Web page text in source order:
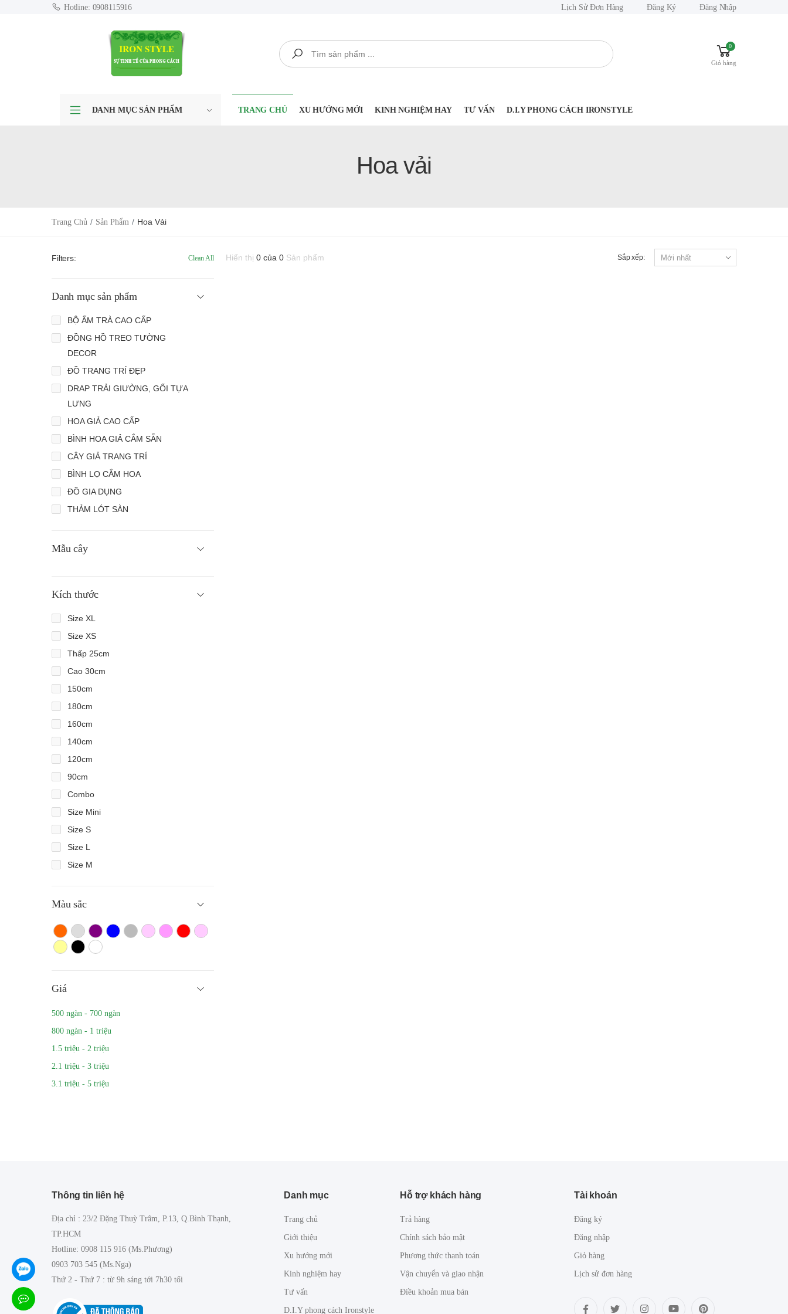
Hotline: 0908115916 Lịch Sử Đơn Hàng Đăng Ký Đăng Nhập
Tìm kiếm 0
Giỏ hàng
DANH MỤC SẢN PHẨM TRANG CHỦ XU HƯỚNG MỚI KINH NGHIỆM HAY TƯ VẤN D.I.Y PHONG CÁCH IRONSTYLE
Hoa vải
Trang Chủ Sản Phẩm Hoa Vải
Hiển thị 0 của 0 Sản phẩm Sắp xếp:
Filters: Clean All
Danh mục sản phẩm
BỘ ẤM TRÀ CAO CẤP
ĐỒNG HỒ TREO TƯỜNG
DECOR
ĐỒ TRANG TRÍ ĐẸP
DRAP TRẢI GIƯỜNG, GỐI TỰA
LƯNG
HOA GIẢ CAO CẤP
BÌNH HOA GIẢ CẮM SẴN
CÂY GIẢ TRANG TRÍ
BÌNH LỌ CẮM HOA
ĐỒ GIA DỤNG
THẢM LÓT SÀN
Mẫu cây
Kích thước
Size XL
Size XS
Thấp 25cm
Cao 30cm
150cm
180cm
160cm
140cm
120cm
90cm
Combo
Size Mini
Size S
Size L
Size M
Màu sắc
Màu camTrắng màu
Tím XanhXám Hồng nhạtHồng đậm
Đỏ
Hồng
VàngMàu đenTrắng
Giá
500 ngàn - 700 ngàn
800 ngàn - 1 triệu
1.5 triệu - 2 triệu
2.1 triệu - 3 triệu
3.1 triệu - 5 triệu
Thông tin liên hệ
Địa chỉ : 23/2 Đặng Thuỳ Trâm, P.13, Q.Bình Thạnh,
TP.HCM
Hotline: 0908 115 916 (Ms.Phương)
0903 703 545 (Ms.Nga)
Thứ 2 - Thứ 7 : từ 9h sáng tới 7h30 tối
Danh mục
Trang chủ
Giới thiệu
Xu hướng mới
Kinh nghiệm hay
Tư vấn
D.I.Y phong cách Ironstyle
Hỗ trợ khách hàng
Trả hàng
Chính sách bảo mật
Phương thức thanh toán
Vận chuyển và giao nhận
Điều khoản mua bán
Tài khoản
Đăng ký
Đăng nhập
Giỏ hàng
Lịch sử đơn hàng